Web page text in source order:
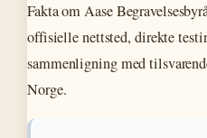
Fakta om Aase
offisielle nettsted, direkte
sammenligning med
Norge.